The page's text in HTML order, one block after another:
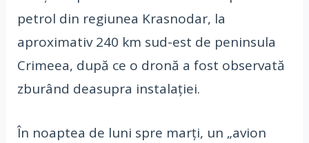
petrol din regiunea Krasnodar, la
aproximativ 240 km sud-est de peninsula
Crimeea, după ce o dronă a fost observată
zburând deasupra instalației.
În noaptea de luni spre marți, un „avion